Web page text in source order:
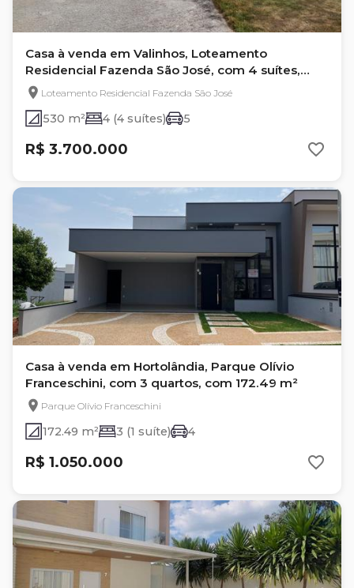
Casa à venda em Valinhos, Loteamento
Residencial Fazenda São José, com 4 suítes,
com 530 m²
Loteamento Residencial Fazenda São José
530 m² 4 (4 suítes) 5
R$ 3.700.000
Casa à venda em Hortolândia, Parque Olívio
Franceschini, com 3 quartos, com 172.49 m²
Parque Olívio Franceschini
172.49 m² 3 (1 suíte) 4
R$ 1.050.000